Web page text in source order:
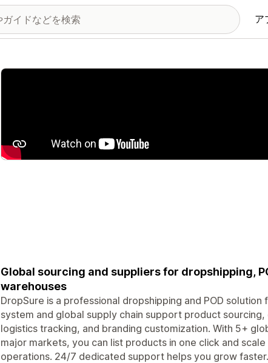
ア
特集の画像ギャラリー
Global sourcing and suppliers for dropshipping,
warehouses
DropSure is a professional dropshipping and POD
system and global supply chain support product
logistics tracking, and branding customization. With 5+
major markets, you can list products in one click and
operations. 24/7 dedicated support helps you grow faster.